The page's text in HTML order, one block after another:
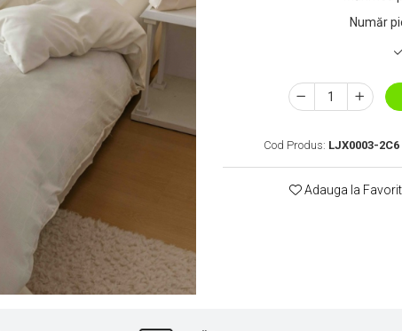
Număr
Cod Produs: LJX0003-2C6
Adauga la